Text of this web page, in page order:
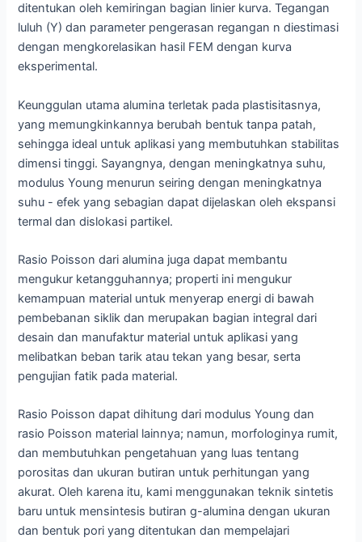
ditentukan oleh kemiringan bagian linier kurva. Tegangan
luluh (Y) dan parameter pengerasan regangan n diestimasi
dengan mengkorelasikan hasil FEM dengan kurva
eksperimental.
Keunggulan utama alumina terletak pada plastisitasnya,
yang memungkinkannya berubah bentuk tanpa patah,
sehingga ideal untuk aplikasi yang membutuhkan stabilitas
dimensi tinggi. Sayangnya, dengan meningkatnya suhu,
modulus Young menurun seiring dengan meningkatnya
suhu - efek yang sebagian dapat dijelaskan oleh ekspansi
termal dan dislokasi partikel.
Rasio Poisson dari alumina juga dapat membantu
mengukur ketangguhannya; properti ini mengukur
kemampuan material untuk menyerap energi di bawah
pembebanan siklik dan merupakan bagian integral dari
desain dan manufaktur material untuk aplikasi yang
melibatkan beban tarik atau tekan yang besar, serta
pengujian fatik pada material.
Rasio Poisson dapat dihitung dari modulus Young dan
rasio Poisson material lainnya; namun, morfologinya rumit,
dan membutuhkan pengetahuan yang luas tentang
porositas dan ukuran butiran untuk perhitungan yang
akurat. Oleh karena itu, kami menggunakan teknik sintetis
baru untuk mensintesis butiran g-alumina dengan ukuran
dan bentuk pori yang ditentukan dan mempelajari